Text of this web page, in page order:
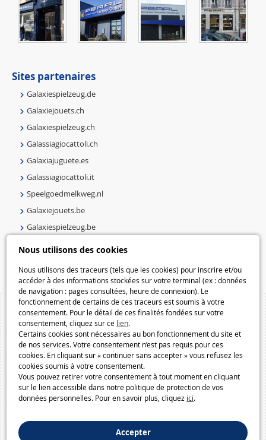
Nous utilisons des cookies
Nous utilisons des traceurs (tels que les cookies) pour inscrire et/ou
accéder à des informations stockées sur votre terminal (ex : données
de navigation : pages consultées, heure de connexion). Le
fonctionnement de certains de ces traceurs est soumis à votre
consentement. Pour le détail de ces finalités fondées sur votre
consentement, cliquez sur ce lien.
Certains cookies sont nécessaires au bon fonctionnement du site et
de nos services. Votre consentement n’est pas requis pour ces
cookies. En cliquant sur « continuer sans accepter » vous refusez les
cookies soumis à votre consentement.
Vous pouvez retirer votre consentement à tout moment en cliquant
sur le lien accessible dans notre politique de protection de vos
données personnelles. Pour en savoir plus, cliquez ici.
Accepter
Sites partenaires
Galaxiespielzeug.de
Galaxiejouets.ch
Galaxiespielzeug.ch
Galassiagiocattoli.ch
Galaxiajuguete.es
Galassiagiocattoli.it
Speelgoedmelkweg.nl
Galaxiejouets.be
Galaxiespielzeug.be